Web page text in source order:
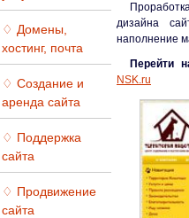
♢ Домены,
хостинг, почта
♢ Создание и
аренда сайта
♢ Поддержка
сайта
♢ Продвижение
сайта
дизайна
наполнение
Перейти
NSK.ru